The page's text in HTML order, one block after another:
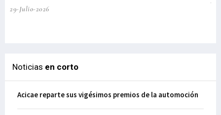
29-Julio-2026
Noticias en corto
Acicae reparte sus vigésimos premios de la automoción